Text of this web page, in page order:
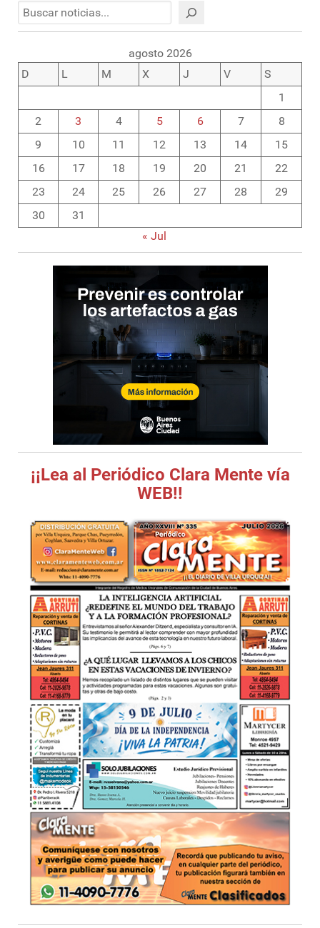
Buscar
agosto 2026
D
L M X J V
S
1
2
3 4 5 6 7
8
9
10 11 12 13 14
15
16
17 18 19 20 21
22
23
24 25 26 27 28
29
30
31
« Jul
¡¡Lea al Periódico Clara Mente vía
WEB!!